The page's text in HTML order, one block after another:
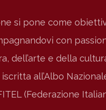
si pone come
con
dell’arte e della
all’Albo
(Federazione